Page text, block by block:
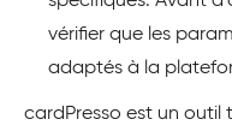
vérifier que les
adaptés à la
cardPresso est un outil